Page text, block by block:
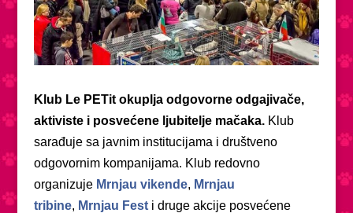
Klub Le PETit okuplja odgovorne odgajivače,
aktiviste i posvećene ljubitelje mačaka. Klub
sarađuje sa javnim institucijama i društveno
odgovornim kompanijama. Klub redovno
organizuje Mrnjau vikende, Mrnjau
tribine, Mrnjau Fest i druge akcije posvećene